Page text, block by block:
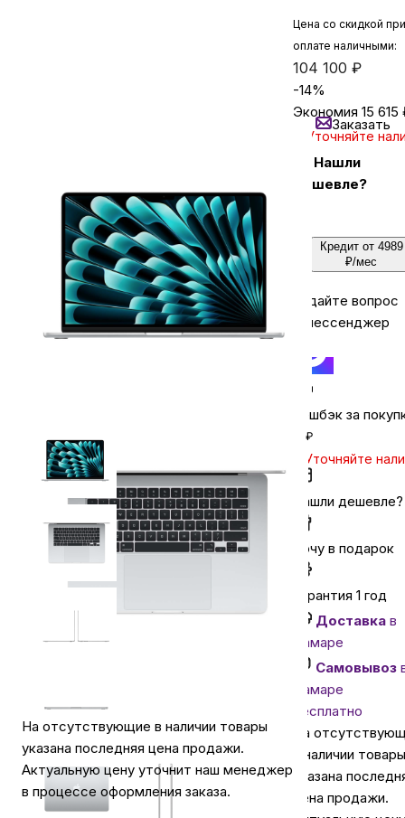
Сумки и чемоданы
LEGO
Для домашних питомцев
Умный дом и безопасность
Автомобильные аксессуары
Сервисный центр Apple в Самаре
Подарочные сертификаты
Аудио
На отсутствующие в наличии товары
указана последняя цена продажи.
Актуальную цену уточнит наш менеджер
в процессе оформления заказа.
Цена со скидкой при
оплате наличными:
104 100 ₽
-14%
Экономия 15 615
Уточняйте
Нашли
дешевле?
Заказать
Кредит от 4989
₽/мес
Задайте вопрос
в мессенджер
Кешбэк за
₽
Уточняйте
Нашли дешевле?
Хочу в подарок
Гарантия 1 год
Доставка в
Самаре
Самовывоз
Самаре
бесплатно
На
в наличии товары
указана
цена продажи.